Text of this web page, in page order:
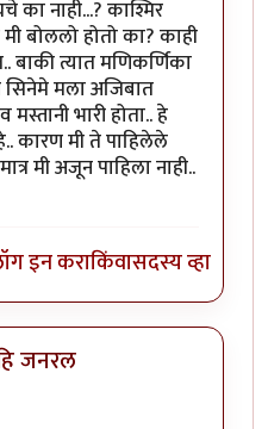
नाही...? काश्मिर
बोललो होतो का? काही
त्यात मणिकर्णिका
सिनेमे मला अजिबात
भारी होता.. हे
कारण मी ते पाहिलेले
मी अजून पाहिला नाही..
इन कराकिंवासदस्य व्हा
जनरल